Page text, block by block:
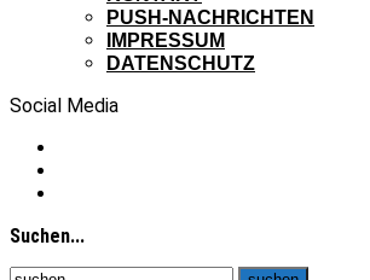
PUSH-NACHRICHTEN
IMPRESSUM
DATENSCHUTZ
Social Media
Suchen...